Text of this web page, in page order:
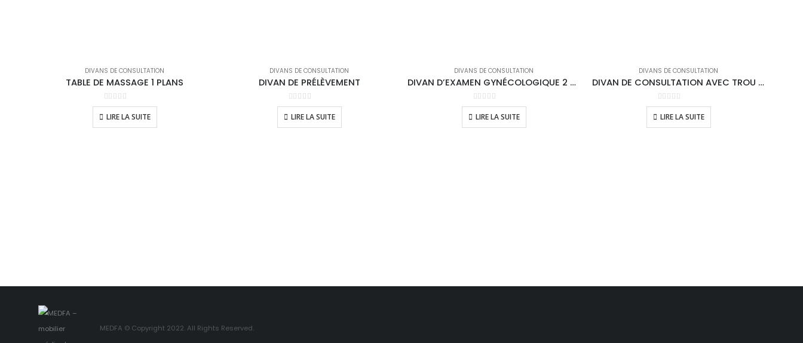
DIVANS DE CONSULTATION
TABLE DE MASSAGE 1 PLANS
0sur 5
LIRE LA SUITE
DIVANS DE CONSULTATION
DIVAN DE PRÉLÈVEMENT
0sur 5
LIRE LA SUITE
DIVANS DE CONSULTATION
DIVAN D’EXAMEN GYNÉCOLOGIQUE 2 SECTIONS
0sur 5
LIRE LA SUITE
DIVANS DE CONSULTATION
DIVAN DE CONSULTATION AVEC TROU POUR LE VISAGE
0sur 5
LIRE LA SUITE
MEDFA © Copyright 2022. All Rights Reserved.